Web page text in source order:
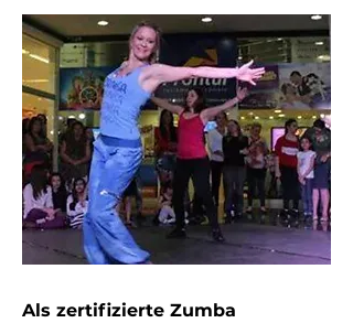
Als zertifizierte Zumba